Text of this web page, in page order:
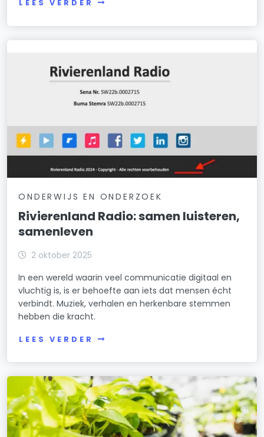
LEES VERDER
ONDERWIJS EN ONDERZOEK
Rivierenland Radio: samen luisteren,
samenleven
2 oktober 2025
In een wereld waarin veel communicatie digitaal en
vluchtig is, is er behoefte aan iets dat mensen écht
verbindt. Muziek, verhalen en herkenbare stemmen
hebben die kracht.
LEES VERDER